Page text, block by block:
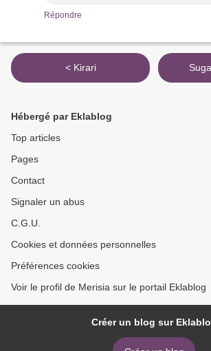
Répondre
< Kirari
Hébergé par Eklablog
Top articles
Pages
Contact
Signaler un abus
C.G.U.
Cookies et données personnelles
Préférences cookies
Voir le profil de Merisia sur le portail Eklablog
Créer un blog sur